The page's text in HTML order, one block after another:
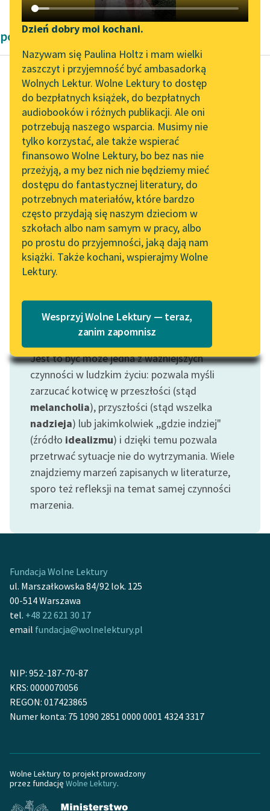
Katalog DAISY
Podkasty o książkach
Zgłoś brak utworu
Aktualności
Zapraszamy na spotkanie
online z tłumaczkami
literatury skandynawskiej
Spotkanie z Katarzyną
Tunkiel w Oslo
Wolne Lektury na 32.
Pol’and’Rock Festivalu
„Kochanek Lady
Chatterley” do słuchania
na Wolnych Lekturach
Nowy audiobook –
„Marzenie o Oriencie”
Lektury szkolne i klasyka
literatury do słuchania dla
uczennic i uczniów z
niepełnosprawnościami
E-kolekcja lektur
szkolnych i literatury do
słuchania dla uczennic i
uczniów z
niepełnosprawnościami
Feministyczne inspiracje.
Ręce pełne poezji
Kolekcje edukacyjne
twórców przechodzących
do domeny publicznej,
Odkurzamy bohaterów
Szkoła Poezji Wolnych
Lektur
Narzędzia
Mapa Wolnych Lektur
Leśmianator
Przewodnik dla piszących i
czytających
API
OAI-PMH
Widget Wolnych Lektur
Przypisy
Katalog w formacie PDF
Kontakt
Dzień dobry moi kochani.
Nazywam się Paulina Holtz i mam wielki
zaszczyt i przyjemność być ambasadorką
Wolnych Lektur. Wolne Lektury to dostęp
do bezpłatnych książek, do bezpłatnych
audiobooków i różnych publikacji. Ale oni
potrzebują naszego wsparcia. Musimy nie
tylko korzystać, ale także wspierać
finansowo Wolne Lektury, bo bez nas nie
przeżyją, a my bez nich nie będziemy mieć
dostępu do fantastycznej literatury, do
potrzebnych materiałów, które bardzo
często przydają się naszym dzieciom w
szkołach albo nam samym w pracy, albo
po prostu do przyjemności, jaką dają nam
książki. Także kochani, wspierajmy Wolne
Lektury.
Wesprzyj Wolne Lektury — teraz,
zanim zapomnisz
powieści obyczajowe Bolesław Prus
Bolesław Prus
Placówka
Wkrótce poszli do
kościoła: Ślimak z
żoną, Magda z
chłopcami, a Owczarz z
daleka na...
Czytaj więcej
Motyw: Marzenie
Jest to być może jedna z ważniejszych
czynności w ludzkim życiu: pozwala myśli
zarzucać kotwicę w przeszłości (stąd
melancholia), przyszłości (stąd wszelka
nadzieja) lub jakimkolwiek ,,gdzie indziej"
(źródło idealizmu) i dzięki temu pozwala
przetrwać sytuacje nie do wytrzymania. Wiele
znajdziemy marzeń zapisanych w literaturze,
sporo też refleksji na temat samej czynności
marzenia.
Fundacja Wolne Lektury
ul. Marszałkowska 84/92 lok. 125
00-514 Warszawa
tel. +48 22 621 30 17
email fundacja@wolnelektury.pl
NIP: 952-187-70-87
KRS: 0000070056
REGON: 017423865
Numer konta: 75 1090 2851 0000 0001 4324 3317
Wolne Lektury to projekt prowadzony
przez fundację Wolne Lektury.